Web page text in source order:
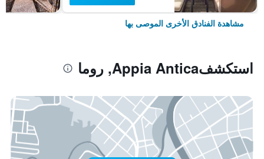
مشاهدة الفنادق الأخرى الموصى بها
استكشفAppia Antica, روما